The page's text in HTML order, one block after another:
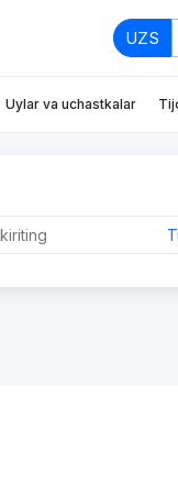
UZS
Uylar va uchastkalar